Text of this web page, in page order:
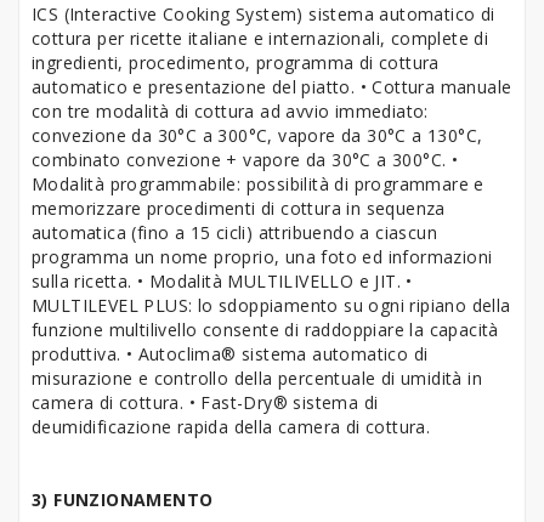
ICS (Interactive Cooking System) sistema automatico di
cottura per ricette italiane e internazionali, complete di
ingredienti, procedimento, programma di cottura
automatico e presentazione del piatto. • Cottura manuale
con tre modalità di cottura ad avvio immediato:
convezione da 30°C a 300°C, vapore da 30°C a 130°C,
combinato convezione + vapore da 30°C a 300°C. •
Modalità programmabile: possibilità di programmare e
memorizzare procedimenti di cottura in sequenza
automatica (fino a 15 cicli) attribuendo a ciascun
programma un nome proprio, una foto ed informazioni
sulla ricetta. • Modalità MULTILIVELLO e JIT. •
MULTILEVEL PLUS: lo sdoppiamento su ogni ripiano della
funzione multilivello consente di raddoppiare la capacità
produttiva. • Autoclima® sistema automatico di
misurazione e controllo della percentuale di umidità in
camera di cottura. • Fast-Dry® sistema di
deumidificazione rapida della camera di cottura.
3) FUNZIONAMENTO